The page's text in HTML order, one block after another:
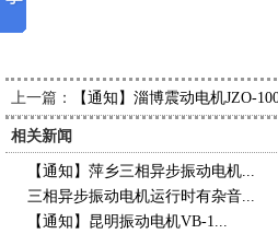
上一篇： 【通知】淄博震动电机JZO-
相关新闻
【通知】萍乡三相异步振动电机...
三相异步振动电机运行时有杂音...
【通知】昆明振动电机VB-1...